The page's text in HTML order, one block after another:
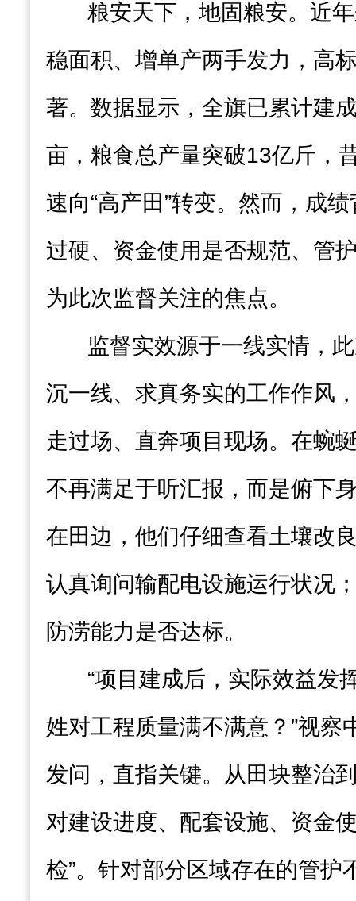
粮安天下，地固粮安。近
稳面积、增单产两手发力，高
著。数据显示，全旗已累计建
亩，粮食总产量突破13亿斤，
速向“高产田”转变。然而，成
过硬、资金使用是否规范、管
为此次监督关注的焦点。
监督实效源于一线实情，
沉一线、求真务实的工作作风
走过场、直奔项目现场。在蜿
不再满足于听汇报，而是俯下
在田边，他们仔细查看土壤改
认真询问输配电设施运行状况
防涝能力是否达标。
“项目建成后，实际效益发
姓对工程质量满不满意？”视察
发问，直指关键。从田块整治
对建设进度、配套设施、资金
检”。针对部分区域存在的管护